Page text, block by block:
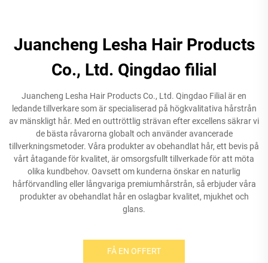
Juancheng Lesha Hair Products
Co., Ltd. Qingdao filial
Juancheng Lesha Hair Products Co., Ltd. Qingdao Filial är en
ledande tillverkare som är specialiserad på högkvalitativa hårstrån
av mänskligt hår. Med en outtröttlig strävan efter excellens säkrar vi
de bästa råvarorna globalt och använder avancerade
tillverkningsmetoder. Våra produkter av obehandlat hår, ett bevis på
vårt åtagande för kvalitet, är omsorgsfullt tillverkade för att möta
olika kundbehov. Oavsett om kunderna önskar en naturlig
hårförvandling eller långvariga premiumhårstrån, så erbjuder våra
produkter av obehandlat hår en oslagbar kvalitet, mjukhet och
glans.
FÅ EN OFFERT